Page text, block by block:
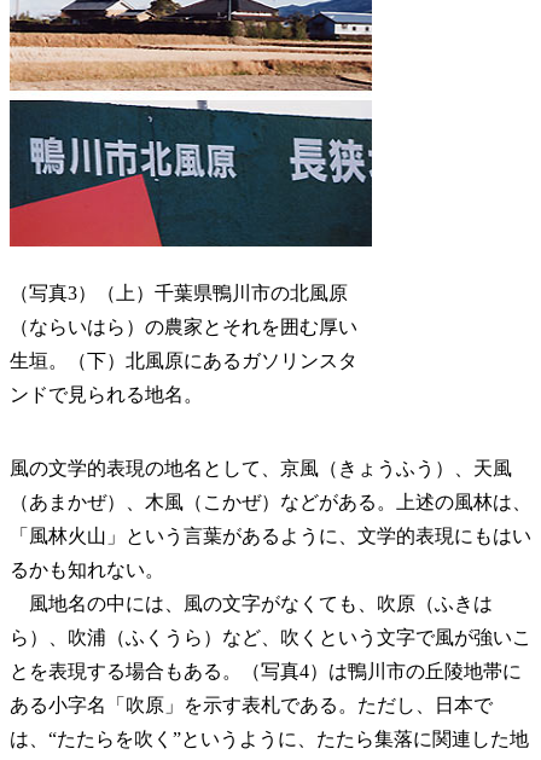
（写真3）（上）千葉県鴨川市の北風原
（ならいはら）の農家とそれを囲む厚い
生垣。（下）北風原にあるガソリンスタ
ンドで見られる地名。
風の文学的表現の地名として、京風（きょうふう）、天風
（あまかぜ）、木風（こかぜ）などがある。上述の風林は、
「風林火山」という言葉があるように、文学的表現にもはい
るかも知れない。
風地名の中には、風の文字がなくても、吹原（ふきは
ら）、吹浦（ふくうら）など、吹くという文字で風が強いこ
とを表現する場合もある。（写真4）は鴨川市の丘陵地帯に
ある小字名「吹原」を示す表札である。ただし、日本で
は、“たたらを吹く”というように、たたら集落に関連した地